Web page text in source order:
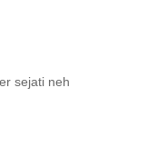
sejati neh